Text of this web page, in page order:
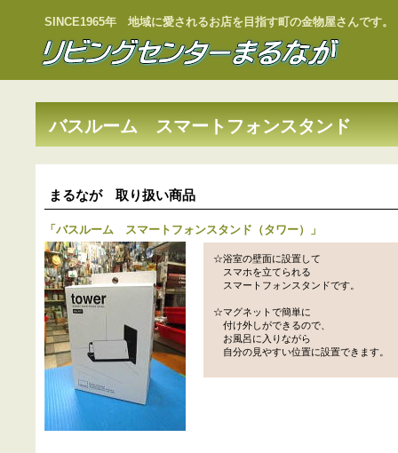
SINCE1965年 地域に愛されるお店を目指す町の金物屋さんです。
バスルーム スマートフォンスタンド
まるなが 取り扱い商品
「 バスルーム スマートフォンスタンド（タワー） 」
☆浴室の壁面に設置して
スマホを立てられる
スマートフォンスタンドです。
☆マグネットで簡単に
付け外しができるので、
お風呂に入りながら
自分の見やすい位置に設置できます。